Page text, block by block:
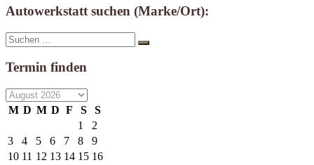
Autowerkstatt suchen (Marke/Ort):
Suche
nach:
Suchen
Termin finden
M D M D F S
S
1
2
3
4 5 6 7 8
9
10 11 12 13 14 15 16